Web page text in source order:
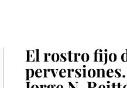
El rostro fijo